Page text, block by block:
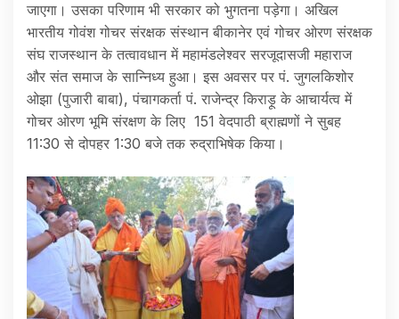
जाएगा। उसका परिणाम भी सरकार को भुगतना पड़ेगा। अखिल
भारतीय गोवंश गोचर संरक्षक संस्थान बीकानेर एवं गोचर ओरण संरक्षक
संघ राजस्थान के तत्वावधान में महामंडलेश्वर सरजूदासजी महाराज
और संत समाज के सान्निध्य हुआ। इस अवसर पर पं. जुगलकिशोर
ओझा (पुजारी बाबा), पंचागकर्ता पं. राजेन्द्र किराड़ू के आचार्यत्व में
गोचर ओरण भूमि संरक्षण के लिए 151 वेदपाठी ब्राह्मणों ने सुबह
11:30 से दोपहर 1:30 बजे तक रुद्राभिषेक किया।